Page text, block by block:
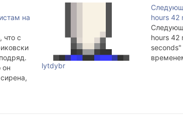
на
что с
он
lytdybr
hours 42
hours 42